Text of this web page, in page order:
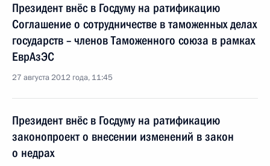
Президент внёс в Госдуму на ратификацию
Соглашение о сотрудничестве в таможенных делах
государств – членов Таможенного союза в рамках
ЕврАзЭС
27 августа 2012 года, 11:45
Президент внёс в Госдуму на ратификацию
законопроект о внесении изменений в закон
о недрах